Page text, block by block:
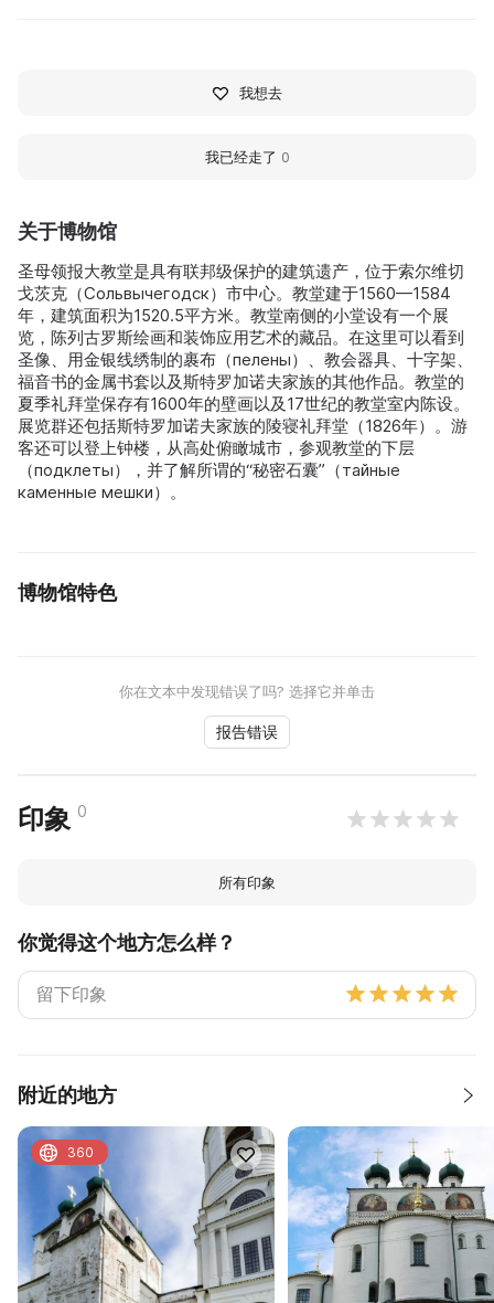
关于博物馆
圣母领报大教堂是具有联邦级保护的建筑遗产，位于索尔维切
戈茨克（Сольвычегодск）市中心。教堂建于1560—1584
年，建筑面积为1520.5平方米。教堂南侧的小堂设有一个展
览，陈列古罗斯绘画和装饰应用艺术的藏品。在这里可以看到
圣像、用金银线绣制的裹布（пелены）、教会器具、十字架、
福音书的金属书套以及斯特罗加诺夫家族的其他作品。教堂的
夏季礼拜堂保存有1600年的壁画以及17世纪的教堂室内陈设。
展览群还包括斯特罗加诺夫家族的陵寝礼拜堂（1826年）。游
客还可以登上钟楼，从高处俯瞰城市，参观教堂的下层
（подклеты），并了解所谓的“秘密石囊”（тайные
каменные мешки）。
博物馆特色
你在文本中发现错误了吗? 选择它并单击
报告错误
印象 0
所有印象
你觉得这个地方怎么样？
附近的地方
360
我想去
我已经走了 0